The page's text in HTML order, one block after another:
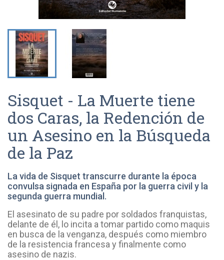
Sisquet - La Muerte tiene
dos Caras, la Redención de
un Asesino en la Búsqueda
de la Paz
La vida de Sisquet transcurre durante la época
convulsa signada en España por la guerra civil y la
segunda guerra mundial.
El asesinato de su padre por soldados franquistas,
delante de él, lo incita a tomar partido como maquis
en busca de la venganza, después como miembro
de la resistencia francesa y finalmente como
asesino de nazis.